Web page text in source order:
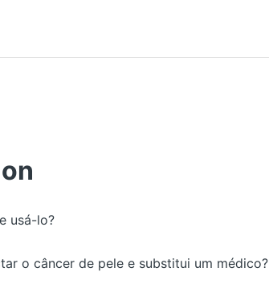
usá-lo?
o câncer de pele e substitui um médico?